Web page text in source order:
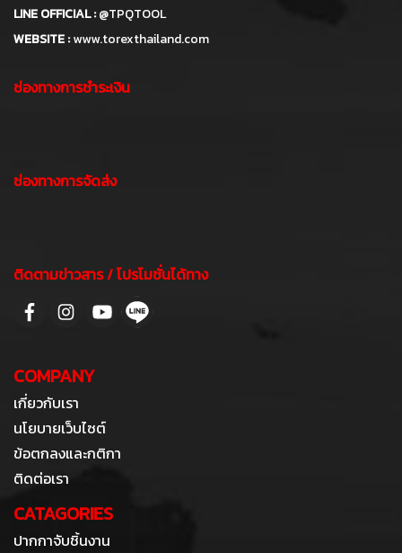
LINE OFFICIAL :@TPQTOOL
WEBSITE :www.torexthailand.com
ช่องทางการชำระเงิน
ช่องทางการจัดส่ง
ติดตามข่าวสาร / โปรโมชั่นได้ทาง
COMPANY
เกี่ยวกับเรา
นโยบายเว็บไซต์
ข้อตกลงและกติกา
ติดต่อเรา
CATAGORIES
ปากกาจับชิ้นงาน